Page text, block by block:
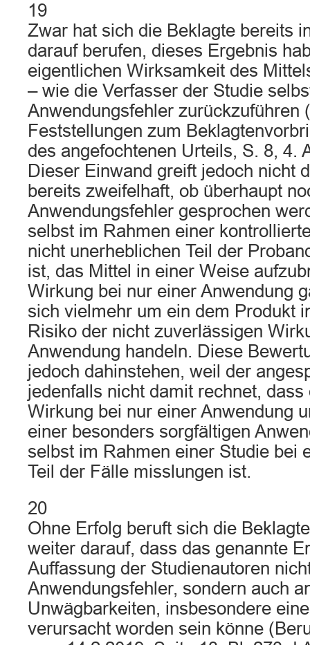
19
Zwar hat sich die Beklagte bereits
darauf berufen, dieses Ergebnis
eigentlichen Wirksamkeit des
– wie die Verfasser der Studie
Anwendungsfehler zurückzuführen
Feststellungen zum
des angefochtenen Urteils, S. 8, 4.
Dieser Einwand greift jedoch nicht
bereits zweifelhaft, ob überhaupt
Anwendungsfehler gesprochen
selbst im Rahmen einer
nicht unerheblichen Teil der
ist, das Mittel in einer Weise
Wirkung bei nur einer Anwendung
sich vielmehr um ein dem Produkt
Risiko der nicht zuverlässigen
Anwendung handeln. Diese
jedoch dahinstehen, weil der
jedenfalls nicht damit rechnet,
Wirkung bei nur einer Anwendung
einer besonders sorgfältigen
selbst im Rahmen einer Studie bei
Teil der Fälle misslungen ist.
20
Ohne Erfolg beruft sich die
weiter darauf, dass das genannte
Auffassung der Studienautoren
Anwendungsfehler, sondern auch
Unwägbarkeiten, insbesondere
verursacht worden sein könne